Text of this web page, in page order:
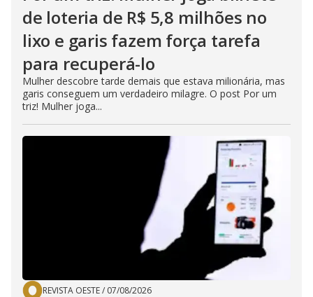
de loteria de R$ 5,8 milhões no
lixo e garis fazem força tarefa
para recuperá-lo
Mulher descobre tarde demais que estava milionária, mas
garis conseguem um verdadeiro milagre. O post Por um
triz! Mulher joga...
REVISTA OESTE/ 07/08/2026